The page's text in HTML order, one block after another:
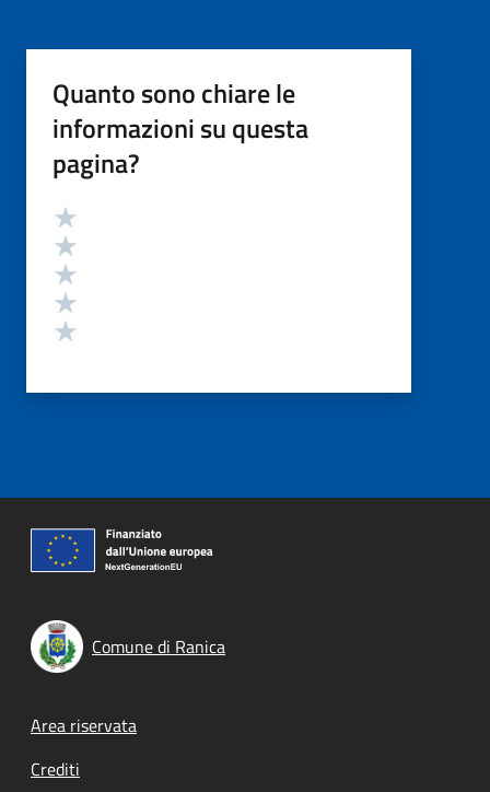
Quanto sono chiare le
informazioni su questa
pagina?
Valutazione
Comune di Ranica
Footer menu
Area riservata
Crediti